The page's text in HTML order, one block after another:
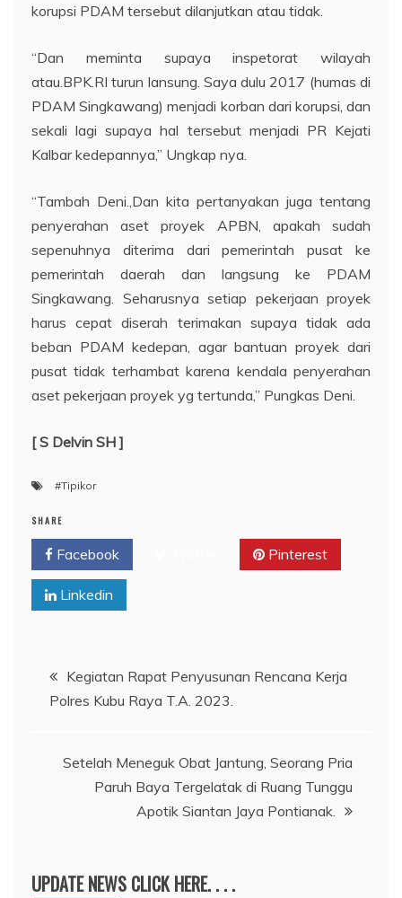
korupsi PDAM tersebut dilanjutkan atau tidak.
“Dan meminta supaya inspetorat wilayah
atau.BPK.RI turun lansung. Saya dulu 2017 (humas di
PDAM Singkawang) menjadi korban dari korupsi, dan
sekali lagi supaya hal tersebut menjadi PR Kejati
Kalbar kedepannya,” Ungkap nya.
“Tambah Deni.,Dan kita pertanyakan juga tentang
penyerahan aset proyek APBN, apakah sudah
sepenuhnya diterima dari pemerintah pusat ke
pemerintah daerah dan langsung ke PDAM
Singkawang. Seharusnya setiap pekerjaan proyek
harus cepat diserah terimakan supaya tidak ada
beban PDAM kedepan, agar bantuan proyek dari
pusat tidak terhambat karena kendala penyerahan
aset pekerjaan proyek yg tertunda,” Pungkas Deni.
[ S Delvin SH ]
#Tipikor
SHARE
Facebook Pinterest
Linkedin
Navigasi
pos
Kegiatan Rapat Penyusunan Rencana Kerja
Polres Kubu Raya T.A. 2023.
Setelah Meneguk Obat Jantung, Seorang Pria
Paruh Baya Tergelatak di Ruang Tunggu
Apotik Siantan Jaya Pontianak.
UPDATE NEWS CLICK HERE. . . .